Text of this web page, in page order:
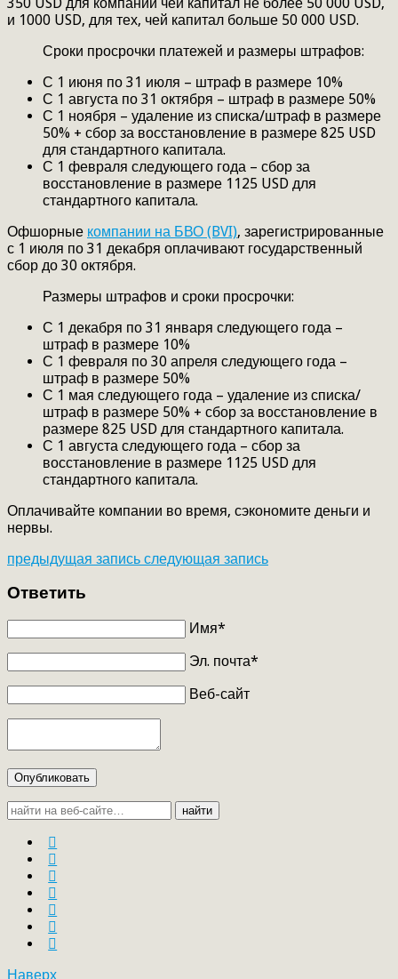
и 1000 USD, для тех, чей капитал больше 50 000 USD.
Сроки просрочки платежей и размеры штрафов:
С 1 июня по 31 июля – штраф в размере 10%
С 1 августа по 31 октября – штраф в размере 50%
С 1 ноября – удаление из списка/штраф в размере
50% + сбор за восстановление в размере 825 USD
для стандартного капитала.
С 1 февраля следующего года – сбор за
восстановление в размере 1125 USD для
стандартного капитала.
Офшорные компании на БВО (BVI), зарегистрированные
с 1 июля по 31 декабря оплачивают государственный
сбор до 30 октября.
Размеры штрафов и сроки просрочки:
С 1 декабря по 31 января следующего года –
штраф в размере 10%
С 1 февраля по 30 апреля следующего года –
штраф в размере 50%
С 1 мая следующего года – удаление из списка/
штраф в размере 50% + сбор за восстановление в
размере 825 USD для стандартного капитала.
С 1 августа следующего года – сбор за
восстановление в размере 1125 USD для
стандартного капитала.
Оплачивайте компании во время, сэкономите деньги и
нервы.
предыдущая запись следующая запись
Ответить
Имя*
Эл. почта*
Веб-сайт
Опубликовать
найти
Наверх